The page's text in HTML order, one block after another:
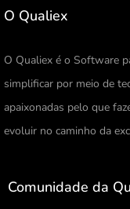
O Qualiex
O Qualiex é o Software
simplificar por meio de
apaixonadas pelo que
evoluir no caminho da
Comunidade da